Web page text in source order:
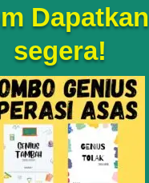
Dapatkan
segera!